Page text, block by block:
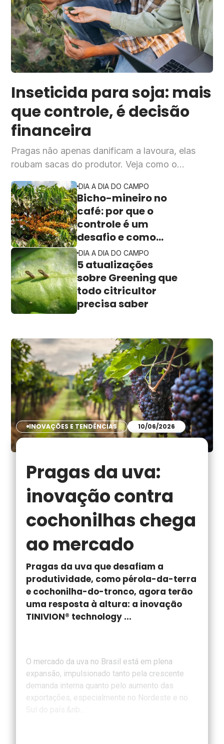
Inseticida para soja: mais
que controle, é decisão
financeira
Pragas não apenas danificam a lavoura, elas
roubam sacas do produtor. Veja como o
financeiro real, comprovado por dados de
campo
DIA A DIA DO CAMPO
Bicho-mineiro no
café: por que o
controle é um
desafio e como
vencer a praga
DIA A DIA DO CAMPO
5 atualizações
sobre Greening que
todo citricultor
precisa saber
INOVAÇÕES E TENDÊNCIAS 10/06/2026
Pragas da uva:
inovação contra
cochonilhas chega
ao mercado
Pragas da uva que desafiam a
produtividade, como pérola-da-terra
e cochonilha-do-tronco, agora terão
uma resposta à altura: a inovação
TINIVION® technology ...
O mercado da uva no Brasil está em plena
expansão, impulsionado tanto pela crescente
demanda interna quanto pelo aumento das
exportações, especialmente no Nordeste e no
Sul do país.&nb...